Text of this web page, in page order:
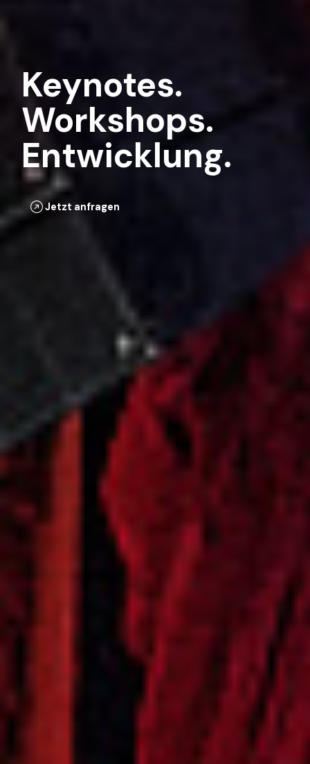
Keynotes.
Workshops.
Entwicklung.
Jetzt anfragen